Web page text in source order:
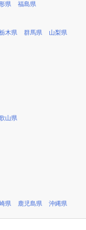
県 福島県
木県 群馬県 山梨県
山県
県 鹿児島県 沖縄県